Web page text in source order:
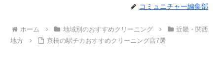
コミュニチャー編集部
ホーム 地域別のおすすめクリーニング
近畿・関西
地方
京橋の駅チカおすすめクリーニング店7選